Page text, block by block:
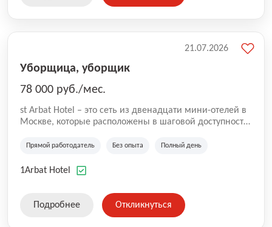
Уборщица, уборщик
78 000 руб./мес.
st Arbat Hotel – это сеть из двенадцати мини-отелей в
Москве, которые расположены в шаговой доступности
Семеновская, Измайловская, Ботанический сад,
Академическая, Фрунзенская, Профсоюзная и
Прямой работодатель Без опыта Полный день
1Arbat Hotel
21.07.2026
Подробнее Откликнуться